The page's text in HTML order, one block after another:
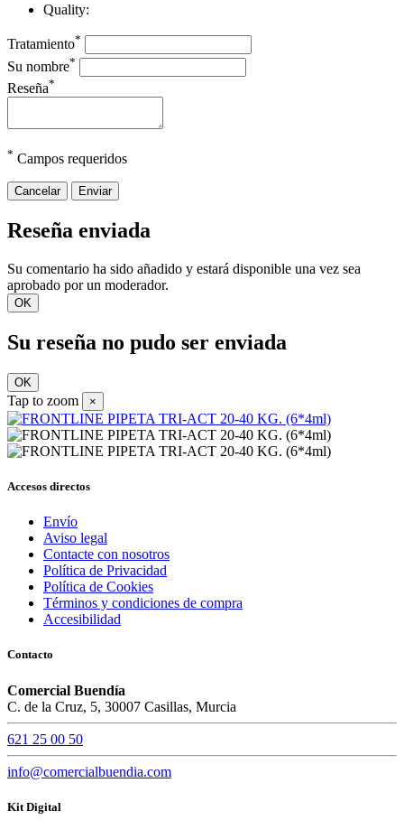
Quality:
Tratamiento*
Su nombre*
Reseña*
* Campos requeridos
Cancelar Enviar
Reseña enviada
Su comentario ha sido añadido y estará disponible una vez sea
aprobado por un moderador.
OK
Su reseña no pudo ser enviada
OK
Tap to zoom ×
Accesos directos
Envío
Aviso legal
Contacte con nosotros
Política de Privacidad
Política de Cookies
Términos y condiciones de compra
Accesibilidad
Contacto
Comercial Buendía
C. de la Cruz, 5, 30007 Casillas, Murcia
621 25 00 50
info@comercialbuendia.com
Kit Digital